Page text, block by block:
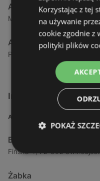
Action
Mieszka, I63, 70-011
Action
Południowa 18, 71-001
Inne sklepy
ADRES
Biedronka
Fińska 4, 72-602
Żabka
Korzystając z tej
na używanie
cookie zgodnie z
polityki plików
POKAŻ